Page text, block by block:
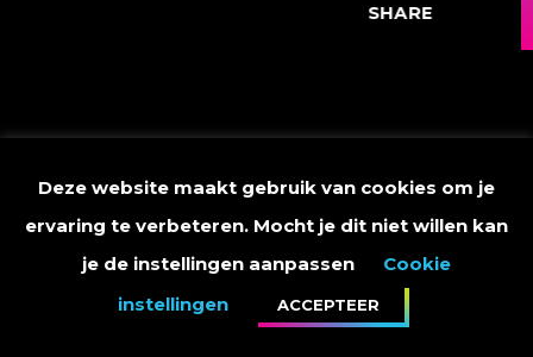
SHARE
OP 1 IN DE 100%NL
ALBUM TOP 100!
Deze website maakt gebruik van cookies om je
ervaring te verbeteren. Mocht je dit niet willen kan
je de instellingen aanpassen
Cookie
instellingen
ACCEPTEER